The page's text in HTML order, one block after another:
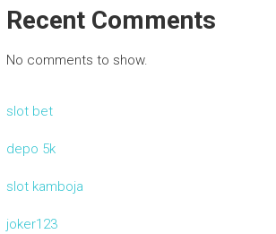
Recent Comments
No comments to show.
slot bet
depo 5k
slot kamboja
joker123